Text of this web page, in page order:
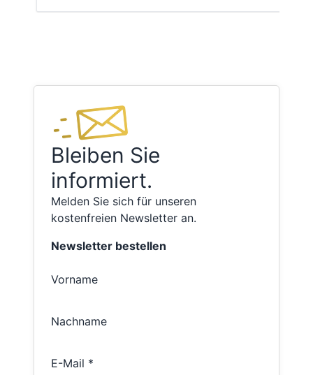
Bleiben Sie
informiert.
Melden Sie sich für unseren
kostenfreien Newsletter an.